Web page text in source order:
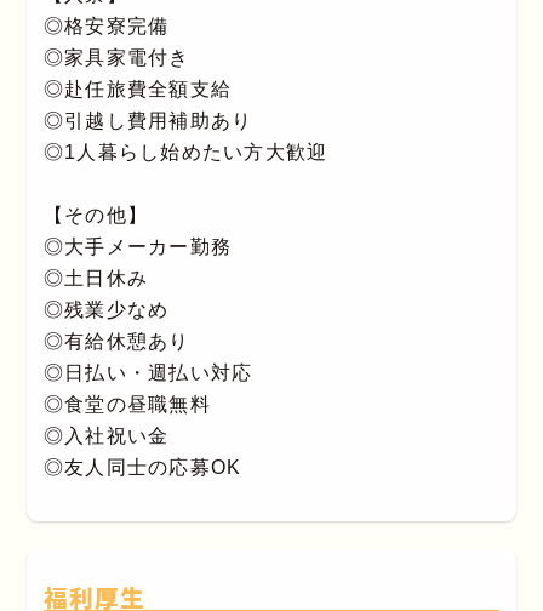
◎格安寮完備
◎家具家電付き
◎赴任旅費全額支給
◎引越し費用補助あり
◎1人暮らし始めたい方大歓迎
【その他】
◎大手メーカー勤務
◎土日休み
◎残業少なめ
◎有給休憩あり
◎日払い・週払い対応
◎食堂の昼職無料
◎入社祝い金
◎友人同士の応募OK
福利厚生